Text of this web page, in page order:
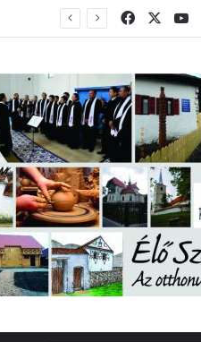
Facebook